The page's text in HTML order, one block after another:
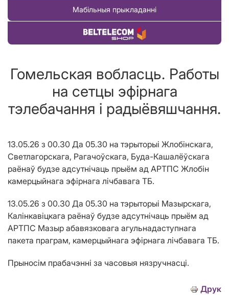
Мабільныя прыкладанні
Купіць тавар
Гомельская вобласць. Работы
на сетцы эфірнага
тэлебачання і радыёвяшчання.
13.05.26 з 00.30 Да 05.30 на тэрыторыі Жлобінскага,
Светлагорскага, Рагачоўскага, Буда-Кашалёўскага
раёнаў будзе адсутнічаць прыём ад АРТПС Жлобін
камерцыйнага эфірнага лічбавага ТБ.
13.05.26 з 00.30 Да 05.30 на тэрыторыі Мазырскага,
Калінкавіцкага раёнаў будзе адсутнічаць прыём ад
АРТПС Мазыр абавязковага агульнадаступнага
пакета праграм, камерцыйнага эфірнага лічбавага ТБ.
Прыносім прабачэнні за часовыя нязручнасці.
Друк